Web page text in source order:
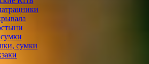
сумки